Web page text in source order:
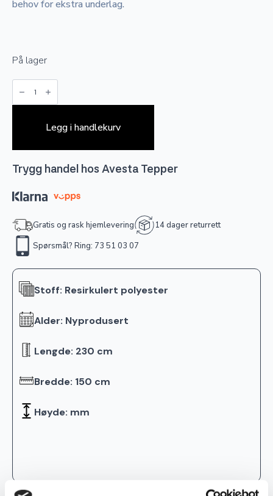
behov for ekstra underlag.
På lager
Diamant
Multicolor
antall
Legg i handlekurv
Trygg handel hos Avesta Tepper
Gratis og rask hjemlevering
14 dager returrett
Spørsmål? Ring: 73 51 03 07
Stoff: Resirkulert polyester
Alder: Nyprodusert
Lengde: 230 cm
Bredde: 150 cm
Høyde: mm